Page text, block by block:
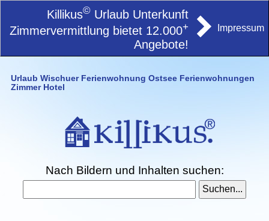
Killikus© Urlaub Unterkunft
Zimmervermittlung bietet 12.000+
Angebote!
Impressum
Urlaub Wischuer Ferienwohnung Ostsee Ferienwohnungen
Zimmer Hotel
Nach Bildern und Inhalten suchen: